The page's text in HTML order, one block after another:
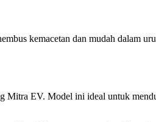
kemacetan dan mudah dalam
Mitra EV. Model ini ideal untuk